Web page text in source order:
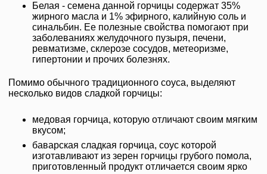
Белая - семена данной горчицы содержат 35%
жирного масла и 1% эфирного, калийную соль и
синальбин. Ее полезные свойства помогают при
заболеваниях желудочного пузыря, печени,
ревматизме, склерозе сосудов, метеоризме,
гипертонии и прочих болезнях.
Помимо обычного традиционного соуса, выделяют
несколько видов сладкой горчицы:
медовая горчица, которую отличают своим мягким
вкусом;
баварская сладкая горчица, соус которой
изготавливают из зерен горчицы грубого помола,
приготовленный продукт отличается своим ярко